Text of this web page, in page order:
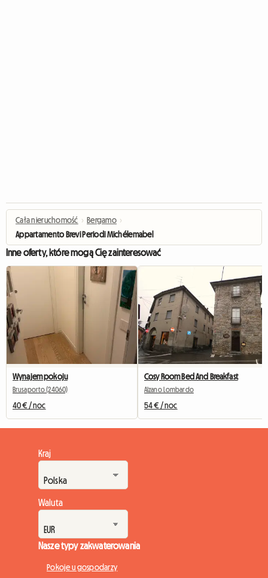
Cała nieruchomość › Bergamo ›
Appartamento Brevi Periodi Michélemabel
Inne oferty, które mogą Cię zainteresować
Wynajem pokoju
Brusaporto (24060)
40 € / noc
Cosy Room Bed And Breakfast
Alzano Lombardo
54 € / noc
Kraj
Waluta
Nasze typy zakwaterowania
Pokoje u gospodarzy